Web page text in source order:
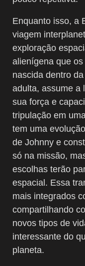
Enquanto isso, a
viagem
exploração
alienígena que
nascida dentro
adulta, assume a
sua força e
tripulação em
tem uma
de Johnny e
só na missão,
escolhas terão
espacial. Essa
mais integrados
compartilhando
novos tipos de
interessante do
planeta.